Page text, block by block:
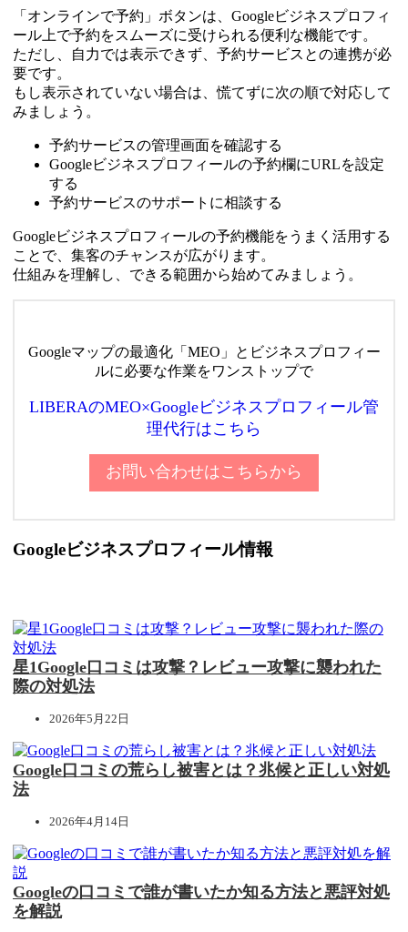
「オンラインで予約」ボタンは、Googleビジネスプロフィ
ール上で予約をスムーズに受けられる便利な機能です。
ただし、自力では表示できず、予約サービスとの連携が必
要です。
もし表示されていない場合は、慌てずに次の順で対応して
みましょう。
予約サービスの管理画面を確認する
Googleビジネスプロフィールの予約欄にURLを設定
する
予約サービスのサポートに相談する
Googleビジネスプロフィールの予約機能をうまく活用する
ことで、集客のチャンスが広がります。
仕組みを理解し、できる範囲から始めてみましょう。
Googleマップの最適化「MEO」とビジネスプロフィー
ルに必要な作業をワンストップで
LIBERAのMEO×Googleビジネスプロフィール管
理代行はこちら
お問い合わせはこちらから
Googleビジネスプロフィール情報
星1Google口コミは攻撃？レビュー攻撃に襲われた
際の対処法
2026年5月22日
Google口コミの荒らし被害とは？兆候と正しい対処
法
2026年4月14日
Googleの口コミで誰が書いたか知る方法と悪評対処
を解説